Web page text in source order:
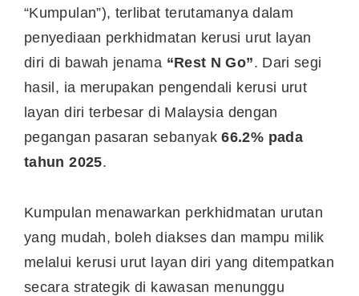
“Kumpulan”), terlibat terutamanya dalam
penyediaan perkhidmatan kerusi urut layan
diri di bawah jenama “Rest N Go”. Dari segi
hasil, ia merupakan pengendali kerusi urut
layan diri terbesar di Malaysia dengan
pegangan pasaran sebanyak66.2% pada
tahun 2025.
Kumpulan menawarkan perkhidmatan urutan
yang mudah, boleh diakses dan mampu milik
melalui kerusi urut layan diri yang ditempatkan
secara strategik di kawasan menunggu